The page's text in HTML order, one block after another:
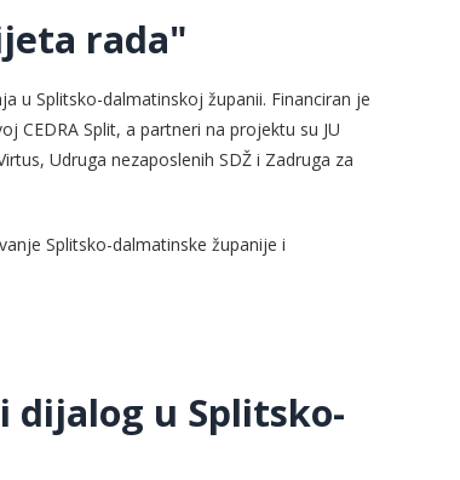
rada"
u Splitsko-dalmatinskoj županii. Financiran je
CEDRA Split, a partneri na projektu su JU
Udruga nezaposlenih SDŽ i Zadruga za
Splitsko-dalmatinske županije i
dijalog u Splitsko-